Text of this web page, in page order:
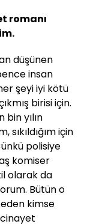
romanı
düşünen
insan
şeyi iyi kötü
birisi için.
bin yılın
sıkıldığım için
polisiye
komiser
olarak da
Bütün o
kimse